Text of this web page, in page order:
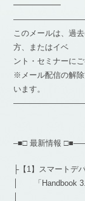
━━━━━━
このメールは、過
方、またはイベ
ント・セミナーに
※メール配信の解
います。
–■□ 最新情
├【1】スマートデ
│ 「Handbook